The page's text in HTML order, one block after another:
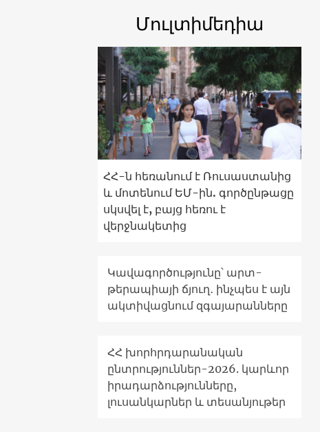
Մուլտիմեդիա
ՀՀ-ն հեռանում է Ռուսաստանից
և մոտենում ԵՄ-ին. գործընթացը
սկսվել է, բայց հեռու է
վերջնակետից
Կավագործությունը՝ արտ-
թերապիայի ճյուղ․ ինչպես է այն
ակտիվացնում զգայարանները
ՀՀ խորհրդարանական
ընտրություններ-2026. կարևոր
իրադարձությունները,
լուսանկարներ և տեսանյութեր